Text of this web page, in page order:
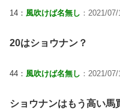
14： 風吹けば名無し ：2021/
20はショウナン？
44： 風吹けば名無し ：2021/
ショウナンはもう高い馬